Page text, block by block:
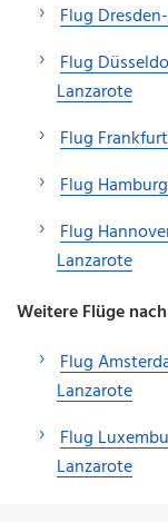
Flug
Flug
Lanzarote
Flug
Flug
Flug
Lanzarote
Weitere Flüge
Flug
Lanzarote
Flug
Lanzarote